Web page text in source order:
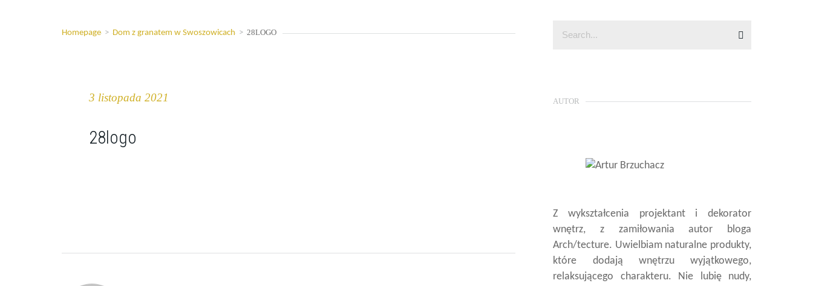
Homepage > Dom z granatem w Swoszowicach > 28LOGO
3 listopada 2021
28logo
AUTOR
Z wykształcenia projektant i dekorator
wnętrz, z zamiłowania autor bloga
Arch/tecture. Uwielbiam naturalne produkty,
które dodają wnętrzu wyjątkowego,
relaksującego charakteru. Nie lubię nudy,